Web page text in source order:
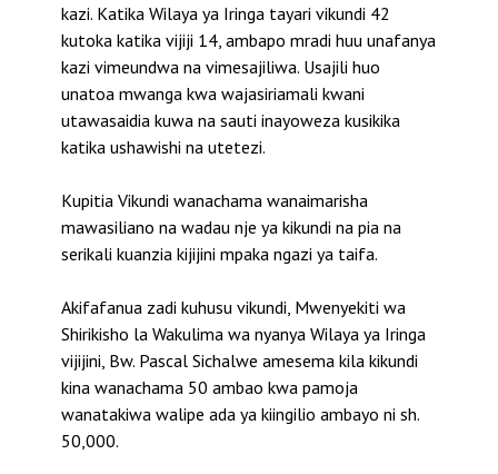
kazi. Katika Wilaya ya Iringa tayari vikundi 42
kutoka katika vijiji 14, ambapo mradi huu unafanya
kazi vimeundwa na vimesajiliwa. Usajili huo
unatoa mwanga kwa wajasiriamali kwani
utawasaidia kuwa na sauti inayoweza kusikika
katika ushawishi na utetezi.
Kupitia Vikundi wanachama wanaimarisha
mawasiliano na wadau nje ya kikundi na pia na
serikali kuanzia kijijini mpaka ngazi ya taifa.
Akifafanua zadi kuhusu vikundi, Mwenyekiti wa
Shirikisho la Wakulima wa nyanya Wilaya ya Iringa
vijijini, Bw. Pascal Sichalwe amesema kila kikundi
kina wanachama 50 ambao kwa pamoja
wanatakiwa walipe ada ya kiingilio ambayo ni sh.
50,000.